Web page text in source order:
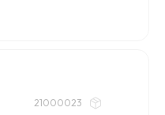
21000023